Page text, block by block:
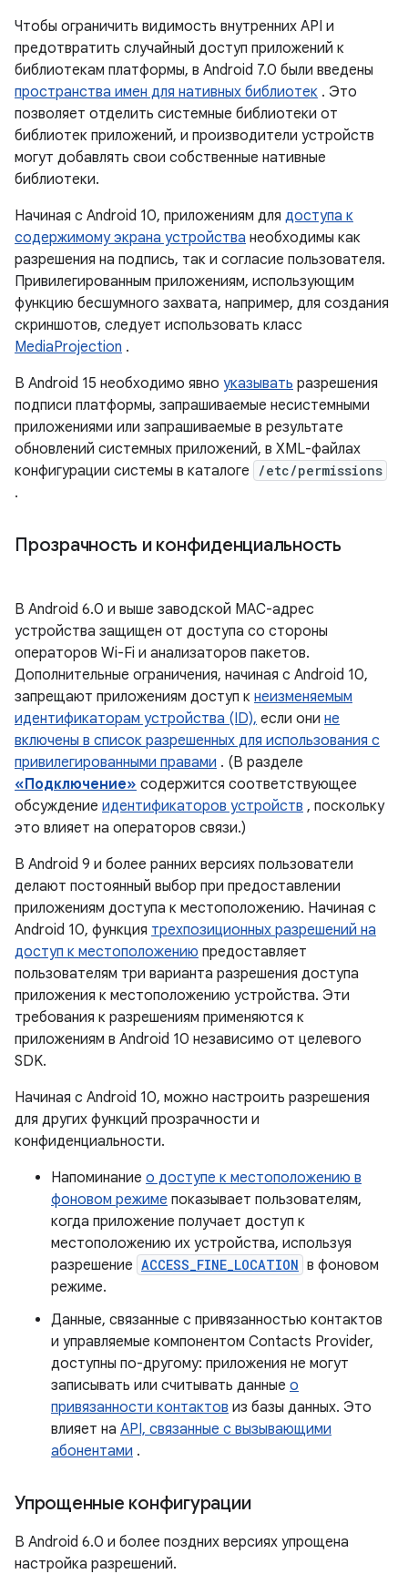
Чтобы ограничить видимость внутренних API и
предотвратить случайный доступ приложений к
библиотекам платформы, в Android 7.0 были введены
пространства имен для нативных библиотек . Это
позволяет отделить системные библиотеки от
библиотек приложений, и производители устройств
могут добавлять свои собственные нативные
библиотеки.
Начиная с Android 10, приложениям для доступа к
содержимому экрана устройства необходимы как
разрешения на подпись, так и согласие пользователя.
Привилегированным приложениям, использующим
функцию бесшумного захвата, например, для создания
скриншотов, следует использовать класс
MediaProjection .
В Android 15 необходимо явно указывать разрешения
подписи платформы, запрашиваемые несистемными
приложениями или запрашиваемые в результате
обновлений системных приложений, в XML-файлах
конфигурации системы в каталоге
/etc/permissions
.
Прозрачность и конфиденциальность
В Android 6.0 и выше заводской MAC-адрес
устройства защищен от доступа со стороны
операторов Wi-Fi и анализаторов пакетов.
Дополнительные ограничения, начиная с Android 10,
запрещают приложениям доступ к неизменяемым
идентификаторам устройства (ID), если они не
включены в список разрешенных для использования с
привилегированными правами . (В разделе
«Подключение» содержится соответствующее
обсуждение идентификаторов устройств , поскольку
это влияет на операторов связи.)
В Android 9 и более ранних версиях пользователи
делают постоянный выбор при предоставлении
приложениям доступа к местоположению. Начиная с
Android 10, функция трехпозиционных разрешений на
доступ к местоположению предоставляет
пользователям три варианта разрешения доступа
приложения к местоположению устройства. Эти
требования к разрешениям применяются к
приложениям в Android 10 независимо от целевого
SDK.
Начиная с Android 10, можно настроить разрешения
для других функций прозрачности и
конфиденциальности.
Напоминание о доступе к местоположению в
фоновом режиме показывает пользователям,
когда приложение получает доступ к
местоположению их устройства, используя
разрешение ACCESS_FINE_LOCATION в фоновом
режиме.
Данные, связанные с привязанностью контактов
и управляемые компонентом Contacts Provider,
доступны по-другому: приложения не могут
записывать или считывать данные о
привязанности контактов из базы данных. Это
влияет на API, связанные с вызывающими
абонентами .
Упрощенные конфигурации
В Android 6.0 и более поздних версиях упрощена
настройка разрешений.